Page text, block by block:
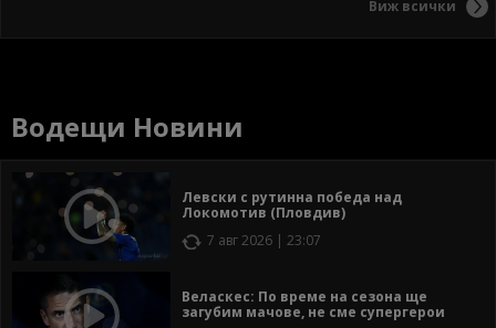
Виж всички
Водещи Новини
Левски с рутинна победа над
Локомотив (Пловдив)
7 авг 2026 | 23:07
Веласкес: По време на сезона ще
загубим мачове, не сме супергерои